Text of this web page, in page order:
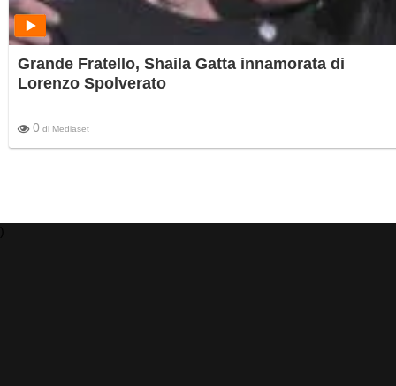
Grande Fratello, Shaila Gatta innamorata di
Lorenzo Spolverato
0 di Mediaset